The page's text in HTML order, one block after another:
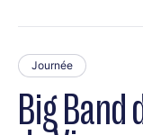
Big Band
Journée